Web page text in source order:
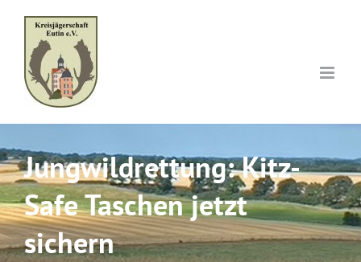
content
Jungwildrettung: Kitz-
Safe Taschen jetzt
sichern